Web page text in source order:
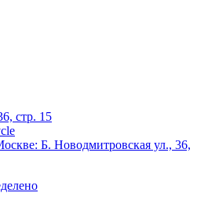
стр. 15
Б. Новодмитровская ул., 36,